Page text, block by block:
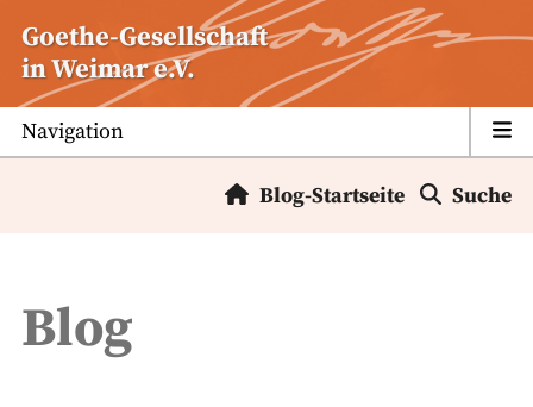
Inhalt
springen
Goethe-Gesellschaft
in Weimar e.V.
Navigation
Blog-Startseite Suche
Blog